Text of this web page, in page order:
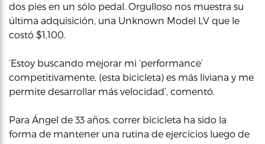
dos pies en un sólo pedal. Orgulloso nos muestra su
última adquisición, una Unknown Model LV que le
costó $1,100.
‘Estoy buscando mejorar mi ‘performance’
competitivamente, (esta bicicleta) es más liviana y me
permite desarrollar más velocidad’, comentó.
Para Ángel de 33 años, correr bicicleta ha sido la
forma de mantener una rutina de ejercicios luego de